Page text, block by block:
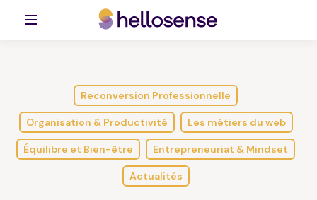
Reconversion Professionnelle
Organisation & Productivité Les métiers du web
Équilibre et Bien-être Entrepreneuriat & Mindset
Actualités